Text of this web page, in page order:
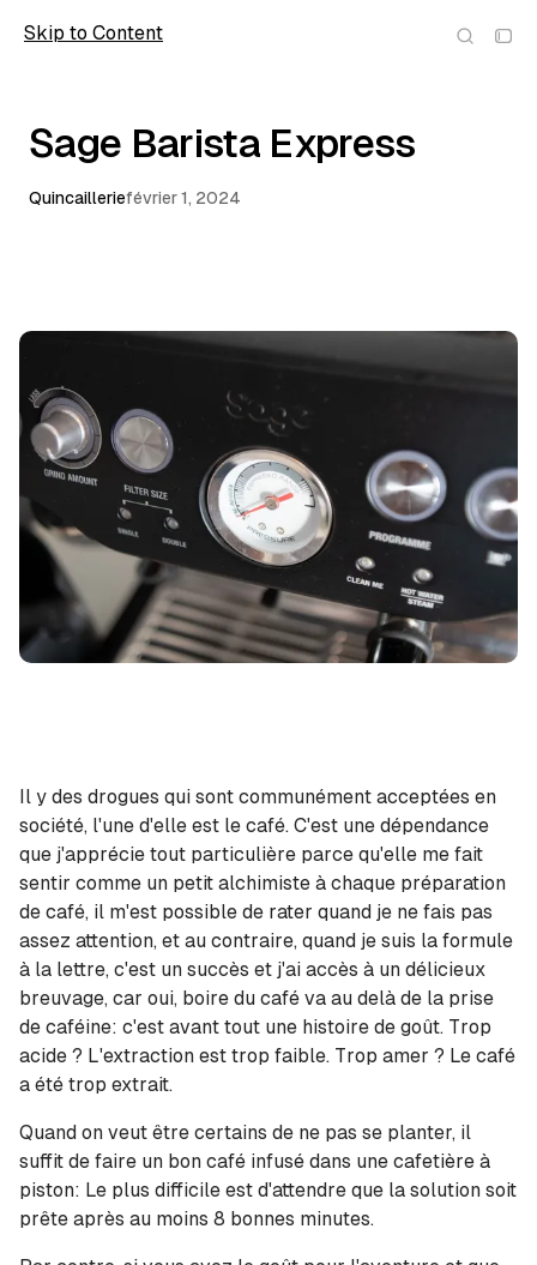
Skip to Content
wolfmic
Sage Barista Express
Quincailleriefévrier 1, 2024
Il y des drogues qui sont communément acceptées en
société, l'une d'elle est le café. C'est une dépendance
que j'apprécie tout particulière parce qu'elle me fait
sentir comme un petit alchimiste à chaque préparation
de café, il m'est possible de rater quand je ne fais pas
assez attention, et au contraire, quand je suis la formule
à la lettre, c'est un succès et j'ai accès à un délicieux
breuvage, car oui, boire du café va au delà de la prise
de caféine: c'est avant tout une histoire de goût. Trop
acide ? L'extraction est trop faible. Trop amer ? Le café
a été trop extrait.
Quand on veut être certains de ne pas se planter, il
suffit de faire un bon café infusé dans une cafetière à
piston: Le plus difficile est d'attendre que la solution soit
prête après au moins 8 bonnes minutes.